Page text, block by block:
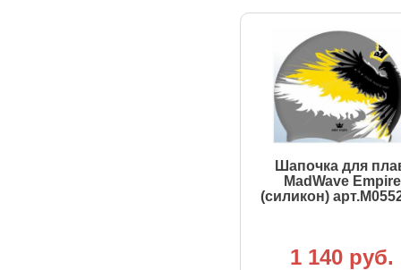
Шапочка для
MadWave Empire
(силикон)
1 140 руб.